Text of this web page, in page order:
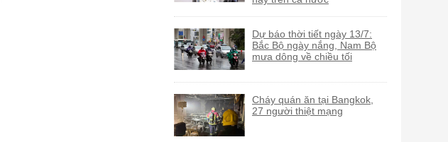
Dự báo thời tiết ngày 13/7:
Bắc Bộ ngày nắng, Nam Bộ
mưa dông về chiều tối
Cháy quán ăn tại Bangkok,
27 người thiệt mạng